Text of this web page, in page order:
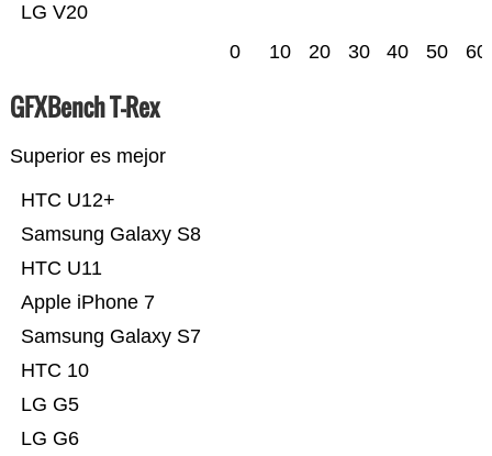
LG V20
0 10 20 30 40 50 60
GFXBench T-Rex
Superior es mejor
LG G6
LG G5
HTC 10
Samsung Galaxy S7
Apple iPhone 7
HTC U11
Samsung Galaxy S8
HTC U12+